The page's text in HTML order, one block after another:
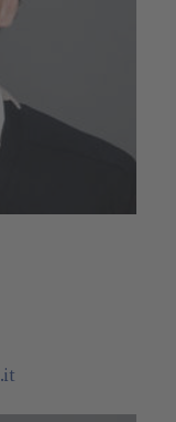
.it